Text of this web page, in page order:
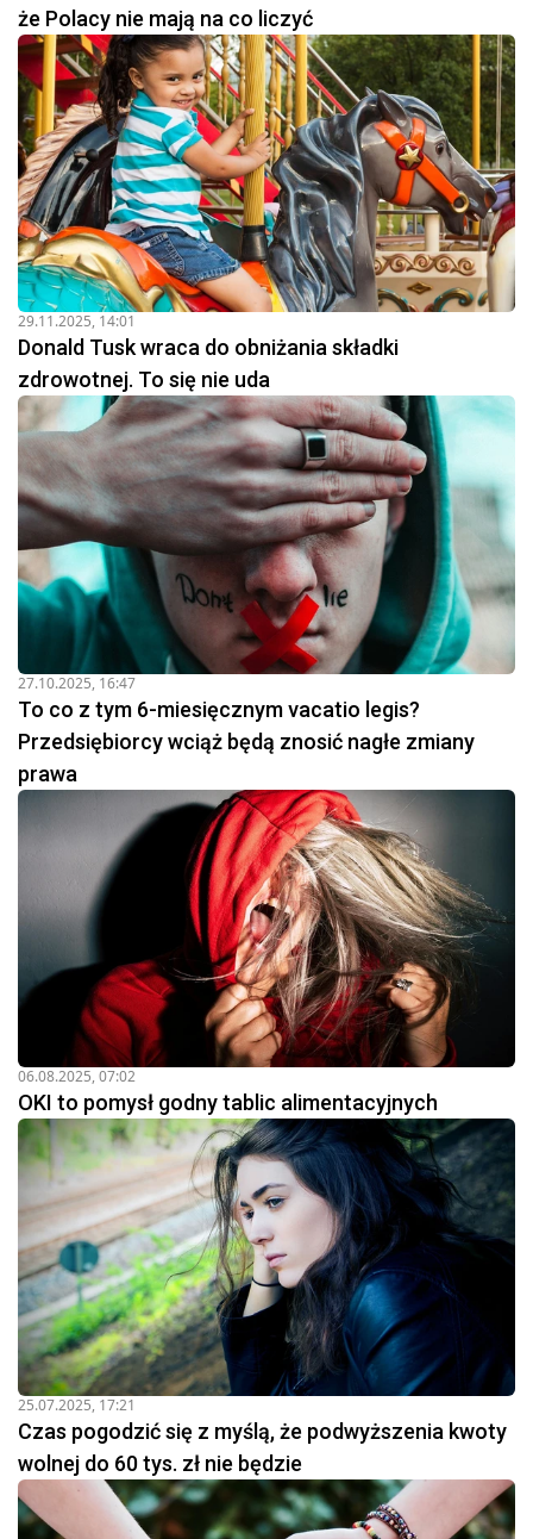
że Polacy nie mają na co liczyć
29.11.2025, 14:01
Donald Tusk wraca do obniżania składki
zdrowotnej. To się nie uda
27.10.2025, 16:47
To co z tym 6-miesięcznym vacatio legis?
Przedsiębiorcy wciąż będą znosić nagłe zmiany
prawa
06.08.2025, 07:02
OKI to pomysł godny tablic alimentacyjnych
25.07.2025, 17:21
Czas pogodzić się z myślą, że podwyższenia kwoty
wolnej do 60 tys. zł nie będzie